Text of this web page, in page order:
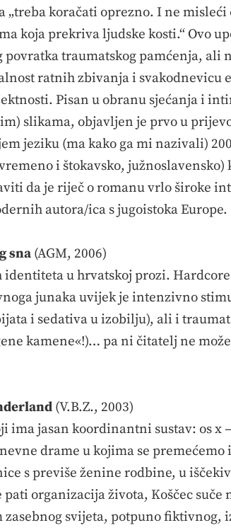
„treba koračati oprezno. I ne
koja prekriva ljudske kosti.“ Ovo
povratka traumatskog pamćenja, ali
ratnih zbivanja i svakodnevicu
Pisan u obranu sjećanja i
slikama, objavljen je prvo u
jeziku (ma kako ga mi nazivali)
i štokavsko,
da je riječ o romanu vrlo široke
autora/ica s jugoistoka Europe.
sna (AGM, 2006)
u hrvatskoj prozi.
junaka uvijek je intenzivno
i sedativa u izobilju), ali i
kamene«!)… pa ni čitatelj ne
(V.B.Z., 2003)
ima jasan koordinantni sustav: os x
drame u kojima se
s previše ženine rodbine, u
organizacija života, Koščec
svijeta, potpuno fiktivnog,